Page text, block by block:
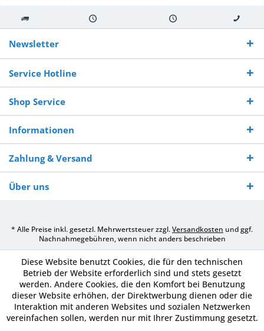
Kostenloser
Versand ab €
250,-
Versand innerhalb von Versand von So erreichen
Sie uns 0160
970 511 90
Newsletter
Service Hotline
Shop Service
Informationen
Zahlung & Versand
Über uns
* Alle Preise inkl. gesetzl. Mehrwertsteuer zzgl.Versandkosten und ggf.
Nachnahmegebühren, wenn nicht anders beschrieben
Diese Website benutzt Cookies, die für den technischen
Betrieb der Website erforderlich sind und stets gesetzt
werden. Andere Cookies, die den Komfort bei Benutzung
dieser Website erhöhen, der Direktwerbung dienen oder die
Interaktion mit anderen Websites und sozialen Netzwerken
vereinfachen sollen, werden nur mit Ihrer Zustimmung gesetzt.